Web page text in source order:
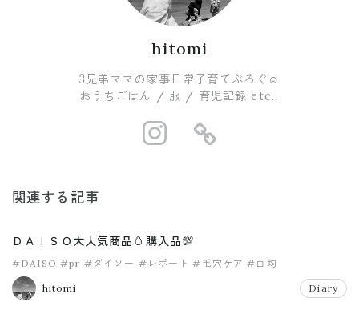
hitomi
3兄弟ママの家事日常子育てぶろぐ☺︎
おうちごはん / 服 / 育児記録 etc..
https://
関連する記事
ＤＡＩＳＯ大人気商品🥚購入品💯
#DAISO #pr #ダイソー #レポート #毛穴ケア #百均
hitomi Diary